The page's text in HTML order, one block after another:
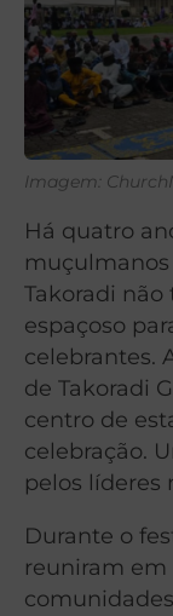
Imagem:
Há quatro
Takoradi
espaçoso
celebrantes.
de Takoradi
centro de
celebração.
pelos líderes
Durante o
reuniram em